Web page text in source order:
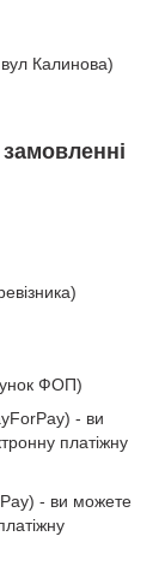
Калинова)
ФОП)
- ви
платіжну
- ви можете